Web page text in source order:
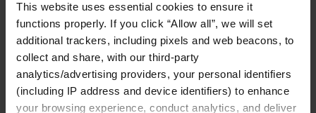
This website uses essential cookies to ensure it
functions properly. If you click “Allow all”, we will set
additional trackers, including pixels and web beacons, to
collect and share, with our third-party
analytics/advertising providers, your personal identifiers
(including IP address and device identifiers) to enhance
your browsing experience, conduct analytics, and deliver
工业
化工与过程工业咨询团队
机械与工业技术
汽车与交通设备
能源业
金属与矿业